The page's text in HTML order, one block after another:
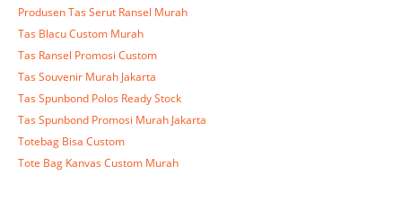
Produsen Tas Serut Ransel Murah
Tas Blacu Custom Murah
Tas Ransel Promosi Custom
Tas Souvenir Murah Jakarta
Tas Spunbond Polos Ready Stock
Tas Spunbond Promosi Murah Jakarta
Totebag Bisa Custom
Tote Bag Kanvas Custom Murah